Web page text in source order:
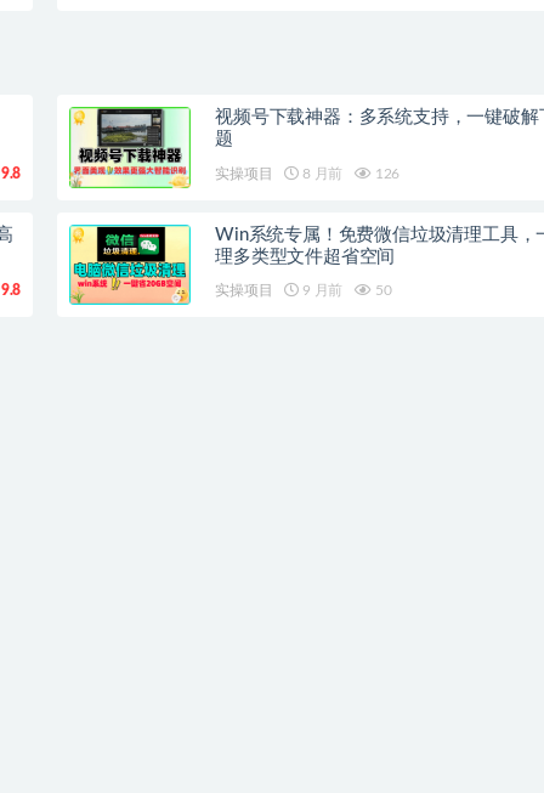
视频号下载神器：多系统支持，一键破解
题
实操项目 8 月前 126
Win系统专属！免费微信垃圾清理工具，
理多类型文件超省空间
实操项目 9 月前 50